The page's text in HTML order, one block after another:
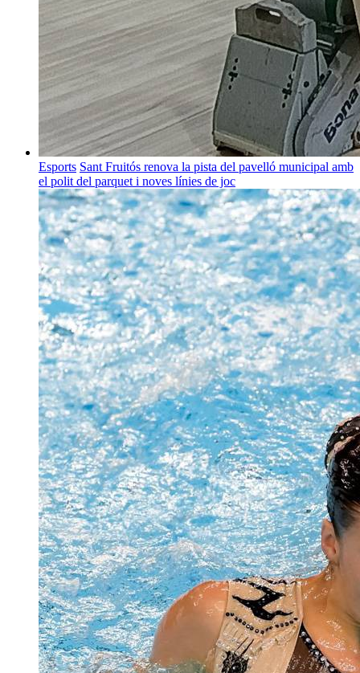
Esports Sant Fruitós renova la pista del pavelló municipal amb
el polit del parquet i noves línies de joc